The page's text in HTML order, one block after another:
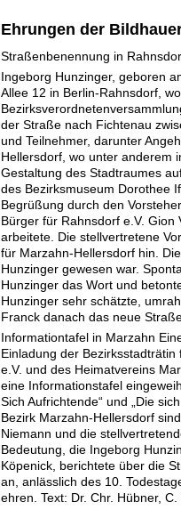
Ehrungen der
Straßenbenennung in
Ingeborg Hunzinger, geboren
Allee 12 in Berlin-Rahnsdorf,
der Straße nach Fichtenau
und Teilnehmer, darunter
Hellersdorf, wo unter anderem
Gestaltung des Stadtraumes
des Bezirksmuseum Dorothee
Begrüßung durch den
Bürger für Rahnsdorf e.V.
arbeitete. Die stellvertretene
für Marzahn-Hellersdorf hin.
Hunzinger gewesen war.
Hunzinger das Wort und
Hunzinger sehr schätzte,
Franck danach das neue
Informationtafel in Marzahn
Einladung der
e.V. und des Heimatvereins
eine Informationstafel
Sich Aufrichtende“ und „Die
Bezirk Marzahn-Hellersdorf
Niemann und die
Bedeutung, die Ingeborg
Köpenick, berichtete über die
an, anlässlich des 10.
ehren. Text: Dr. Chr. Hübner,